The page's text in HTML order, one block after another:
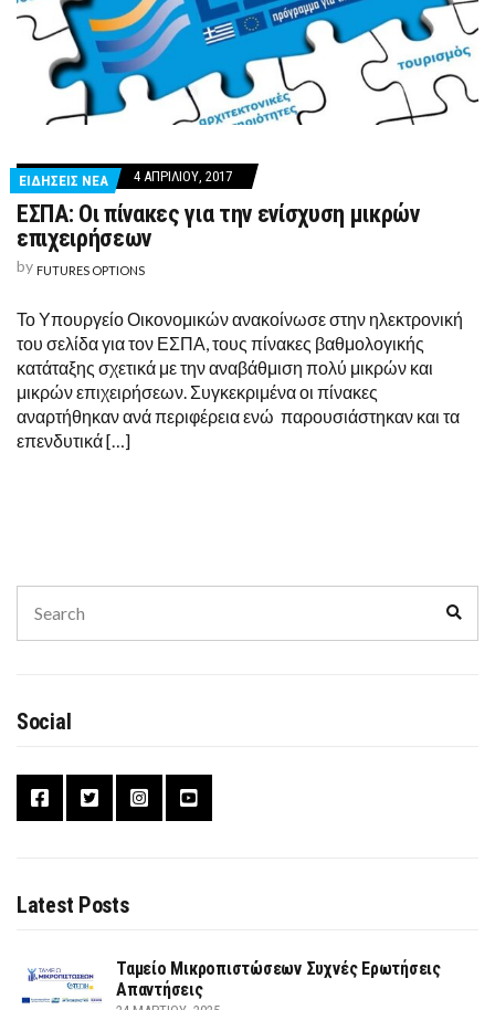
ΕΙΔΗΣΕΙΣ ΝΕΑ 4 ΑΠΡΙΛΊΟΥ, 2017
ΕΣΠΑ: Οι πίνακες για την ενίσχυση μικρών
επιχειρήσεων
by FUTURES OPTIONS
Το Υπουργείο Οικονομικών ανακοίνωσε στην ηλεκτρονική
του σελίδα για τον ΕΣΠΑ, τους πίνακες βαθμολογικής
κατάταξης σχετικά με την αναβάθμιση πολύ μικρών και
μικρών επιχειρήσεων. Συγκεκριμένα οι πίνακες
αναρτήθηκαν ανά περιφέρεια ενώ παρουσιάστηκαν και τα
επενδυτικά […]
for:
Social
Latest Posts
Ταμείο Μικροπιστώσεων Συχνές Ερωτήσεις
Απαντήσεις